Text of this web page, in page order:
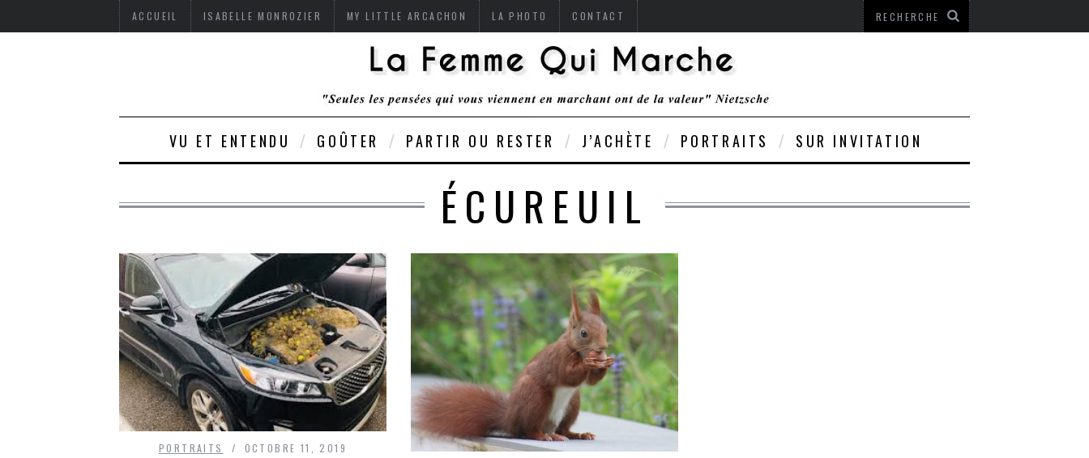
ACCUEIL ISABELLE MONROZIER MY LITTLE ARCACHON LA PHOTO CONTACT
VU ET ENTENDU GOÛTER PARTIR OU RESTER J’ACHÈTE PORTRAITS SUR INVITATION
ÉCUREUIL
PORTRAITS OCTOBRE 11, 2019